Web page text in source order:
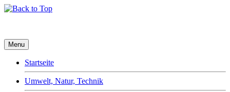
Menu
Startseite
Umwelt, Natur, Technik